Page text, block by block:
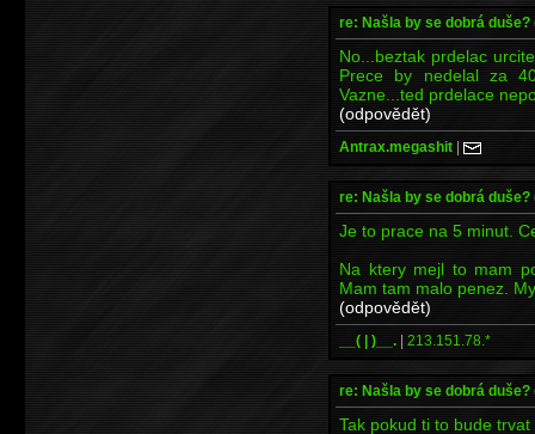
re: Našla by se dobrá
No...beztak prdelac
Prece by nedelal za
Vazne...ted prdelace
(odpovědět)
Antrax.megashit |
re: Našla by se dobrá
Je to prace na 5 minut.
Na ktery mejl to mam
Mam tam malo penez.
(odpovědět)
__( | )__. | 213.151.78.*
re: Našla by se dobrá
Tak pokud ti to bude